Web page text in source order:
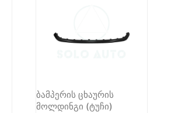
ბამპერის ცხაურის
მოლდინგი (ტუჩი)